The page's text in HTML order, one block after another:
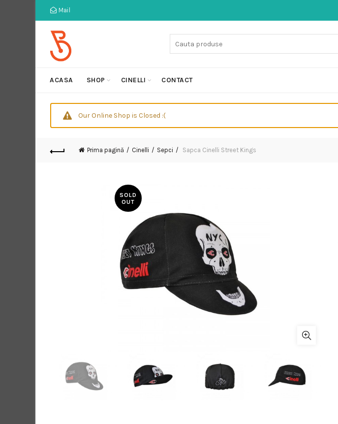
Mail
ACASA SHOP CINELLI CONTACT
Our Online Shop is Closed :(
Prima pagină Cinelli Sepci Sapca Cinelli Street Kings
SOLD
OUT